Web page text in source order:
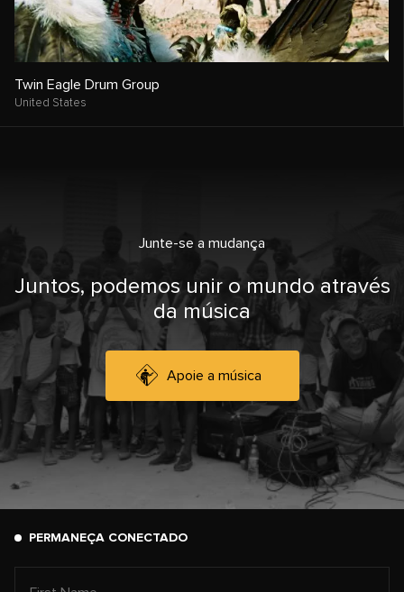
Twin Eagle Drum Group
United States
Junte-se a mudança
Juntos, podemos unir o mundo através
da música
Apoie a música
PERMANEÇA CONECTADO